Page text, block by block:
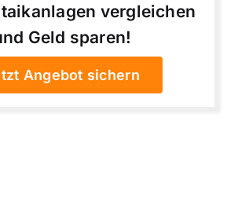
vergleichen
Geld sparen!
Angebot sichern